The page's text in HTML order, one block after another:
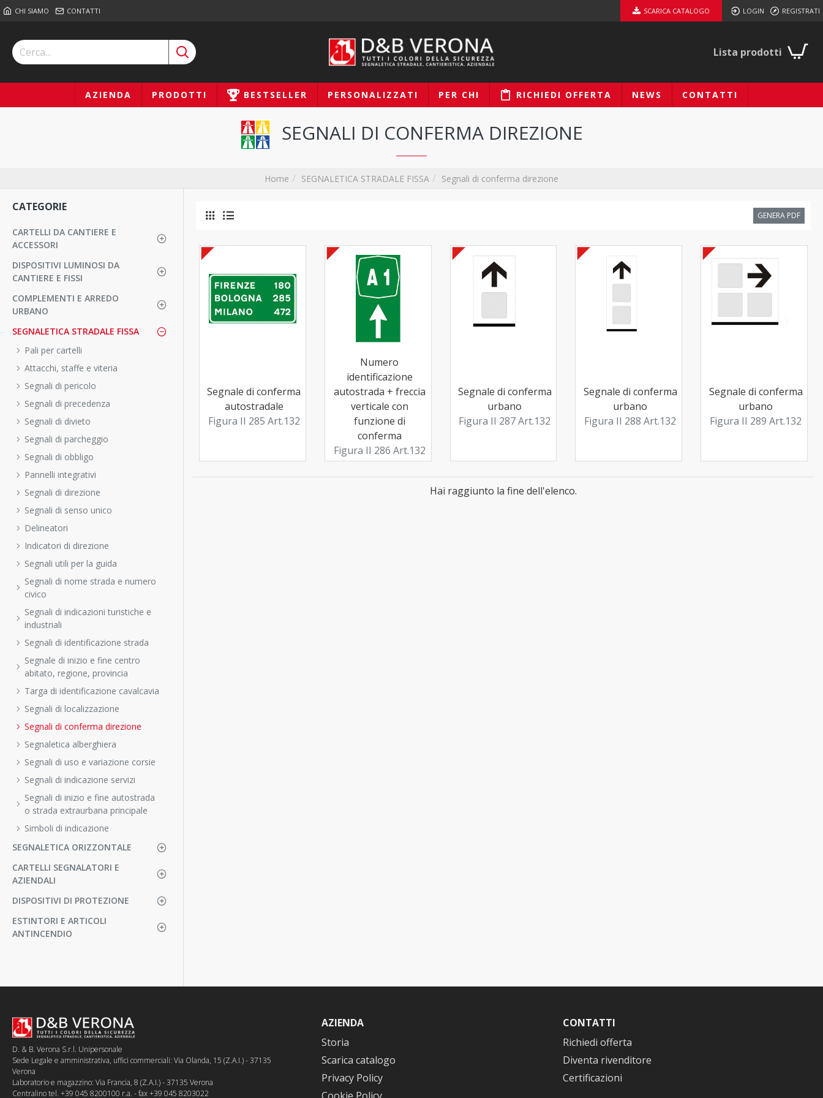
CHI SIAMO CONTATTI SCARICA CATALOGO LOGIN REGISTRATI
Lista prodotti
AZIENDA PRODOTTI BESTSELLER PERSONALIZZATI PER CHI RICHIEDI OFFERTA NEWS CONTATTI
Home SEGNALETICA STRADALE FISSA Segnali di conferma direzione
SEGNALI DI CONFERMA DIREZIONE
CATEGORIE
CARTELLI DA CANTIERE E
ACCESSORI
DISPOSITIVI LUMINOSI DA
CANTIERE E FISSI
COMPLEMENTI E ARREDO
URBANO
SEGNALETICA STRADALE FISSA
Pali per cartelli
Attacchi, staffe e viteria
Segnali di pericolo
Segnali di precedenza
Segnali di divieto
Segnali di parcheggio
Segnali di obbligo
Pannelli integrativi
Segnali di direzione
Segnali di senso unico
Delineatori
Indicatori di direzione
Segnali utili per la guida
Segnali di nome strada e numero
civico
Segnali di indicazioni turistiche e
industriali
Segnali di identificazione strada
Segnale di inizio e fine centro
abitato, regione, provincia
Targa di identificazione cavalcavia
Segnali di localizzazione
Segnali di conferma direzione
Segnaletica alberghiera
Segnali di uso e variazione corsie
Segnali di indicazione servizi
Segnali di inizio e fine autostrada
o strada extraurbana principale
Simboli di indicazione
SEGNALETICA ORIZZONTALE
CARTELLI SEGNALATORI E
AZIENDALI
DISPOSITIVI DI PROTEZIONE
ESTINTORI E ARTICOLI
ANTINCENDIO
GENERA PDF
Segnale di conferma
autostradale
Figura II 285 Art.132
Numero
identificazione
autostrada + freccia
verticale con
funzione di
conferma
Figura II 286 Art.132
Segnale di conferma
urbano
Figura II 287 Art.132
Segnale di conferma
urbano
Figura II 288 Art.132
Segnale di conferma
urbano
Figura II 289 Art.132
Hai raggiunto la fine dell'elenco.
D. & B. Verona S.r.l. Unipersonale
Sede Legale e amministrativa, uffici commerciali: Via Olanda, 15 (Z.A.I.) - 37135
Verona
Laboratorio e magazzino: Via Francia, 8 (Z.A.I.) - 37135 Verona
Centralino tel. +39 045 8200100 r.a. - fax +39 045 8203022
AZIENDA
Storia
Scarica catalogo
Privacy Policy
CONTATTI
Richiedi offerta
Diventa rivenditore
Certificazioni